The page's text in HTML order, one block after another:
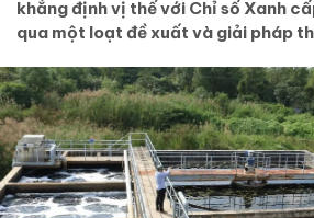
khẳng định vị thế với Chỉ số Xanh
qua một loạt đề xuất và giải pháp